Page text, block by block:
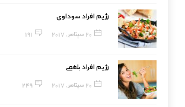
رژیم افراد سوداوی
20 سپتامبر, 2017 191
رژیم افراد بلغمی
20 سپتامبر, 2017 249